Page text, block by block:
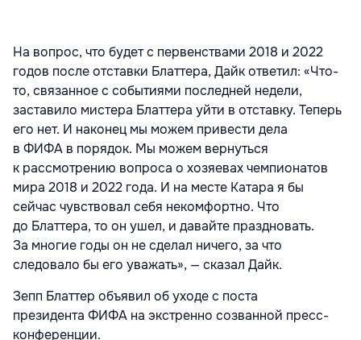
На вопрос, что будет с первенствами 2018 и 2022
годов после отставки Блаттера, Дайк ответил: «Что-
то, связанное с событиями последней недели,
заставило мистера Блаттера уйти в отставку. Теперь
его нет. И наконец мы можем привести дела
в ФИФА в порядок. Мы можем вернуться
к рассмотрению вопроса о хозяевах чемпионатов
мира 2018 и 2022 года. И на месте Катара я бы
сейчас чувствовал себя некомфортно. Что
до Блаттера, то он ушел, и давайте праздновать.
За многие годы он не сделал ничего, за что
следовало бы его уважать», — сказал Дайк.
Зепп Блаттер объявил об уходе с поста
президента ФИФА на экстренно созванной пресс-
конференции.